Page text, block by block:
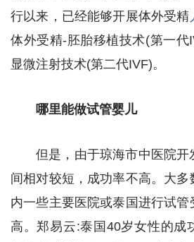
行以来，已经能够开展体外受精
体外受精-胚胎移植技术(第一代
显微注射技术(第二代IVF)。
哪里能做试管婴儿
但是，由于琼海市中医院
间相对较短，成功率不高。大多
内一些主要医院或泰国进行试
高。郑易云:泰国40岁女性的成